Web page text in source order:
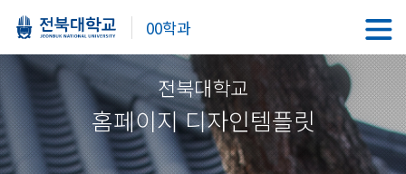
00학과
전북대학교
홈페이지 디자인템플릿